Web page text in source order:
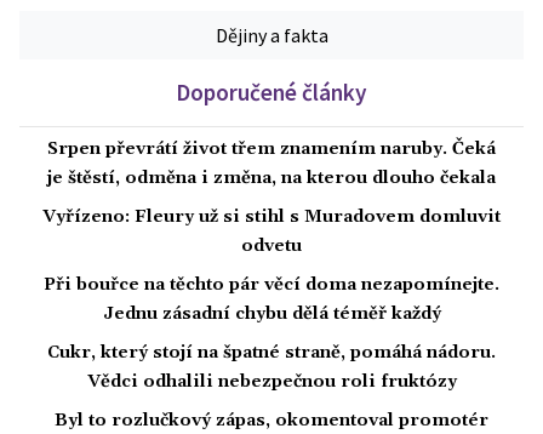
Dějiny a fakta
Doporučené články
Srpen převrátí život třem znamením naruby. Čeká
je štěstí, odměna i změna, na kterou dlouho čekala
Vyřízeno: Fleury už si stihl s Muradovem domluvit
odvetu
Při bouřce na těchto pár věcí doma nezapomínejte.
Jednu zásadní chybu dělá téměř každý
Cukr, který stojí na špatné straně, pomáhá nádoru.
Vědci odhalili nebezpečnou roli fruktózy
Byl to rozlučkový zápas, okomentoval promotér